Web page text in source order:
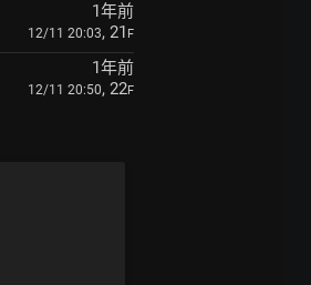
1年前
12/11 20:03, 21 F
1年前
12/11 20:50, 22F